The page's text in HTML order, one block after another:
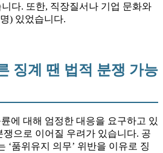
다. 또한, 직장질서나 기업 문화와
) 있었습니다.
징계 땐 법적 분쟁 가능
에 대해 엄정한 대응을 요구하고 있
으로 이어질 우려가 있습니다. 공
‘품위유지 의무’ 위반을 이유로 징